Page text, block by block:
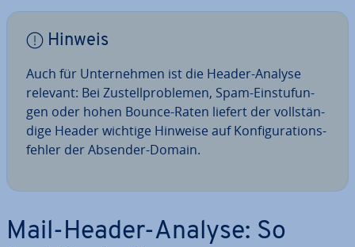
Hinweis
Auch für Un­ter­neh­men ist die Header-Analyse
relevant: Bei Zu­stell­pro­ble­men, Spam-Ein­stu­fun­
gen oder hohen Bounce-Raten liefert der voll­stän­
di­ge Header wichtige Hinweise auf Kon­fi­gu­ra­ti­ons­
feh­ler der Absender-Domain.
Mail-Header-Analyse: So